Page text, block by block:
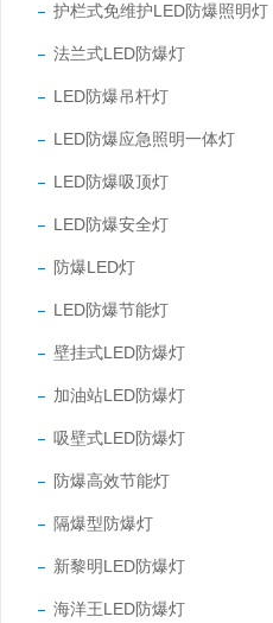
护栏式免维护LED防爆照明灯
法兰式LED防爆灯
LED防爆吊杆灯
LED防爆应急照明一体灯
LED防爆吸顶灯
LED防爆安全灯
防爆LED灯
LED防爆节能灯
壁挂式LED防爆灯
加油站LED防爆灯
吸壁式LED防爆灯
防爆高效节能灯
隔爆型防爆灯
新黎明LED防爆灯
海洋王LED防爆灯